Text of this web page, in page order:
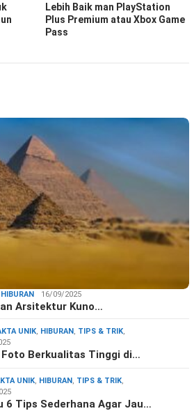
Lebih Baik man PlayStation
Plus Premium atau Xbox Game
Pass
HIBURAN 16/09/2025
Arsitektur Kuno…
UNIK HIBURAN TIPS & TRIK
Foto Berkualitas Tinggi di…
UNIK HIBURAN TIPS & TRIK
6 Tips Sederhana Agar Jau…